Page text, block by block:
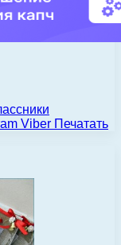
Viber Печатать